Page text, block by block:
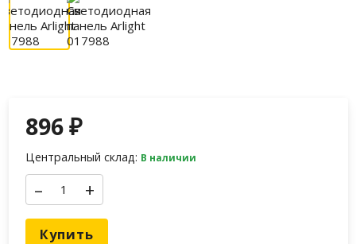
896₽
Центральный склад: В наличии
– +
Купить